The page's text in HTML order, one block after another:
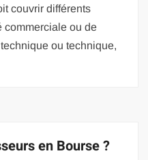
couvrir différents
commerciale ou de
ou technique,
en Bourse ?